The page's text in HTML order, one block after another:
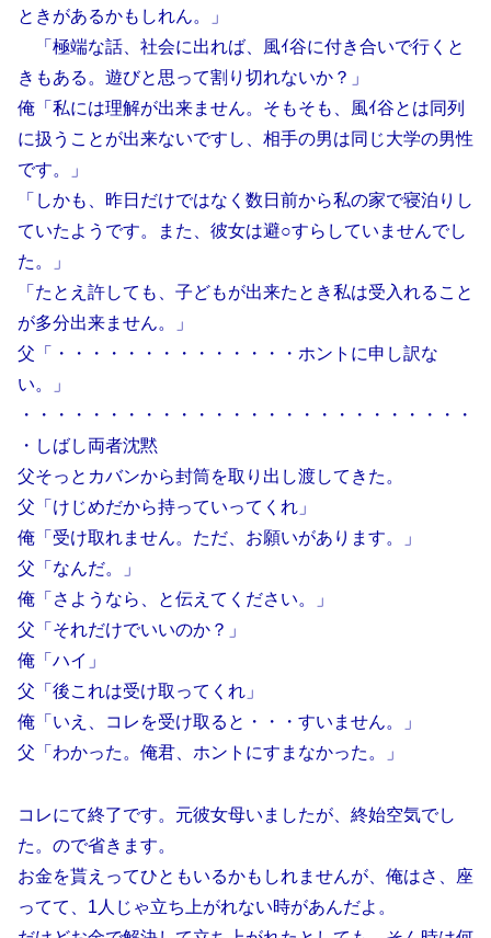
ときがあるかもしれん。」
「極端な話、社会に出れば、風ｲ谷に付き合いで行くと
きもある。遊びと思って割り切れないか？」
俺「私には理解が出来ません。そもそも、風ｲ谷とは同列
に扱うことが出来ないですし、相手の男は同じ大学の男性
です。」
「しかも、昨日だけではなく数日前から私の家で寝泊りし
ていたようです。また、彼女は避○すらしていませんでし
た。」
「たとえ許しても、子どもが出来たとき私は受入れること
が多分出来ません。」
父「・・・・・・・・・・・・・・ホントに申し訳な
い。」
・・・・・・・・・・・・・・・・・・・・・・・・・・
・しばし両者沈黙
父そっとカバンから封筒を取り出し渡してきた。
父「けじめだから持っていってくれ」
俺「受け取れません。ただ、お願いがあります。」
父「なんだ。」
俺「さようなら、と伝えてください。」
父「それだけでいいのか？」
俺「ハイ」
父「後これは受け取ってくれ」
俺「いえ、コレを受け取ると・・・すいません。」
父「わかった。俺君、ホントにすまなかった。」
コレにて終了です。元彼女母いましたが、終始空気でし
た。ので省きます。
お金を貰えってひともいるかもしれませんが、俺はさ、座
ってて、1人じゃ立ち上がれない時があんだよ。